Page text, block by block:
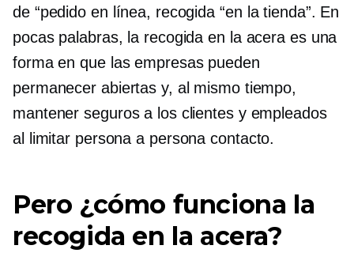
de “pedido en línea, recogida “en la tienda”. En
pocas palabras, la recogida en la acera es una
forma en que las empresas pueden
permanecer abiertas y, al mismo tiempo,
mantener seguros a los clientes y empleados
al limitar persona a persona contacto.
Pero ¿cómo funciona la
recogida en la acera?